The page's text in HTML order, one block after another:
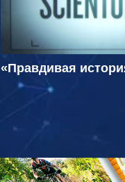
«Правдивая